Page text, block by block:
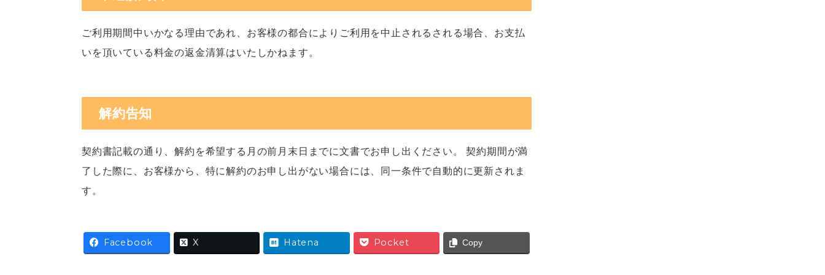
ご利用期間中いかなる理由であれ、お客様の都合によりご利用を中止されるされる場合、お支払
いを頂いている料金の返金清算はいたしかねます。
解約告知
契約書記載の通り、解約を希望する月の前月末日までに文書でお申し出ください。 契約期間が満
了した際に、お客様から、特に解約のお申し出がない場合には、同一条件で自動的に更新されま
す。
Facebook X Hatena Pocket Copy